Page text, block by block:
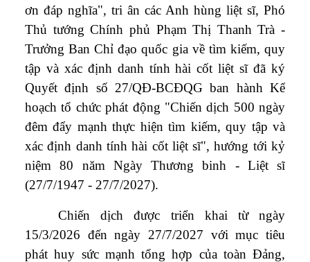
ơn đáp nghĩa", tri ân các Anh hùng liệt sĩ, Phó
Thủ tướng Chính phủ Phạm Thị Thanh Trà -
Trưởng Ban Chỉ đạo quốc gia về tìm kiếm, quy
tập và xác định danh tính hài cốt liệt sĩ đã ký
Quyết định số 27/QĐ-BCĐQG ban hành Kế
hoạch tổ chức phát động "Chiến dịch 500 ngày
đêm đẩy mạnh thực hiện tìm kiếm, quy tập và
xác định danh tính hài cốt liệt sĩ", hướng tới kỷ
niệm 80 năm Ngày Thương binh - Liệt sĩ
(27/7/1947 - 27/7/2027).
Chiến dịch được triển khai từ ngày
15/3/2026 đến ngày 27/7/2027 với mục tiêu
phát huy sức mạnh tổng hợp của toàn Đảng,